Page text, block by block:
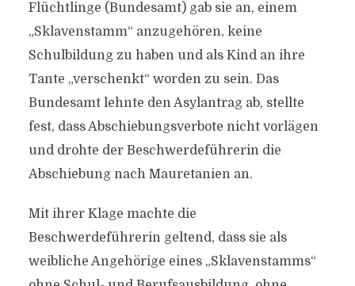
Flüchtlinge (Bundesamt) gab sie an, einem
„Sklavenstamm“ anzugehören, keine
Schulbildung zu haben und als Kind an ihre
Tante „verschenkt“ worden zu sein. Das
Bundesamt lehnte den Asylantrag ab, stellte
fest, dass Abschiebungsverbote nicht vorlägen
und drohte der Beschwerdeführerin die
Abschiebung nach Mauretanien an.
Mit ihrer Klage machte die
Beschwerdeführerin geltend, dass sie als
weibliche Angehörige eines „Sklavenstamms“